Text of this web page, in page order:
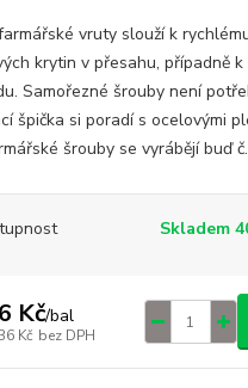
vruty slouží k
krytin v přesahu, případně
Samořezné šrouby není
špička si poradí s ocelovými
šrouby se vyrábějí buď
Skladem
Kč/bal
Kč bez DPH